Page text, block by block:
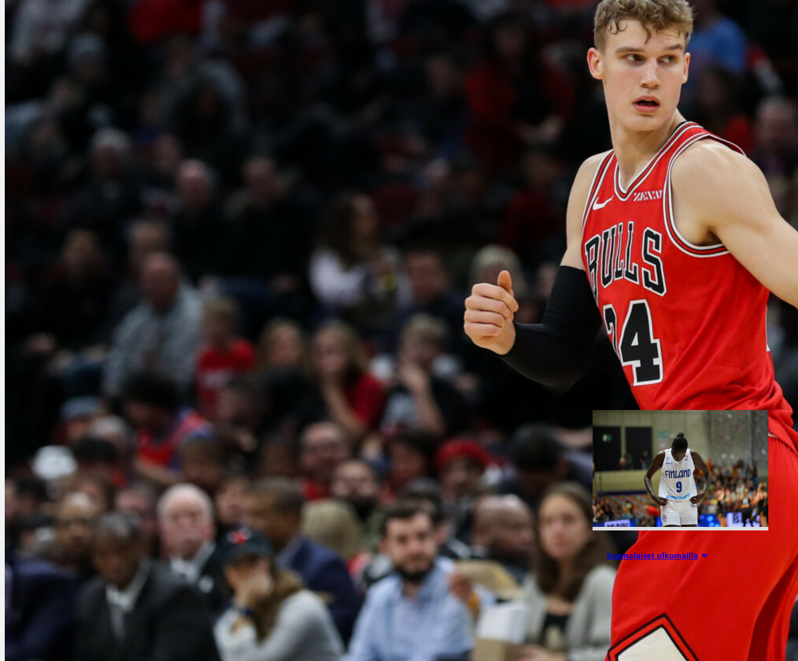
Ruotsi
Susijengin
kimppuun
Håkansonin ja
Larssonin
johdolla
MM-karsinnoissa kolmen voiton
putkessa viilettävä Ruotsi on
nimennyt miehistönsä elokuun
lopun MM-
jatkokarsintaikkunaan. Ruotsi
kohtaa Susijengin torstaina 27.8.
Helsingin Veikkaus Areenalla
nimivahvalla miehistöllä, jota
johtavat joukkueen pelin sielu,
pelinrakentaja Ludvig Håkanson
ja Miami Heatin laituri Pelle
Larsson.
Suomalaiset ulkomailla
03.08.2026 09:24
Dallas takaisin
voittokantaan